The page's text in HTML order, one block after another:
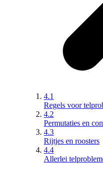
4.1
Regels voor
4.2
Permutaties en
4.3
Rijtjes en roosters
4.4
Allerlei